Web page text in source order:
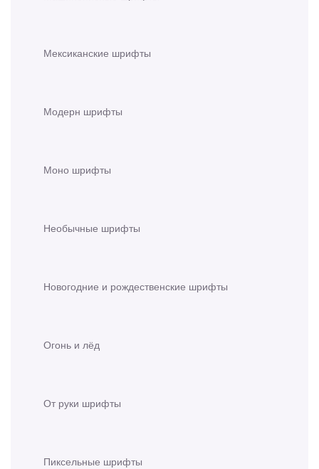
Мексиканские шрифты
Модерн шрифты
Моно шрифты
Необычные шрифты
Новогодние и рождественские шрифты
Огонь и лёд
От руки шрифты
Пиксельные шрифты